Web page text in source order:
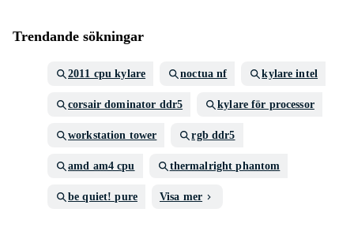
Trendande sökningar
2011 cpu kylare noctua nf kylare intel
corsair dominator ddr5 kylare för processor
workstation tower rgb ddr5
amd am4 cpu thermalright phantom
be quiet! pure Visa mer